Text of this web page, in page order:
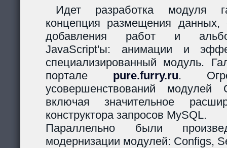
Идет разработка модуля
концепция размещения данных,
добавления работ и
JavaScript'ы: анимации и
специализированный модуль.
портале pure.furry.ru.
усовершенствований
включая значительное
конструктора запросов MySQL.
Параллельно были
модернизации модулей: Configs,